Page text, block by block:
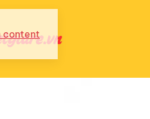
content